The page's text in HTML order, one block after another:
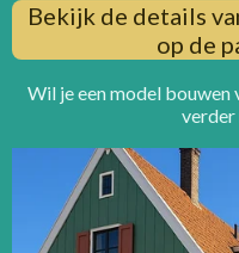
Bekijk de details
op de
Wil je een model bouwen
verder